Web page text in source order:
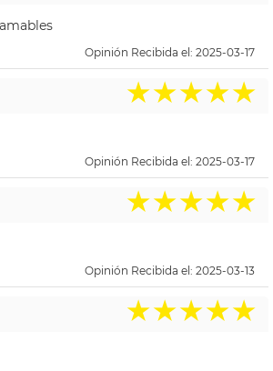
Opinión Recibida el: 2025-03-17
★★★★★
Opinión Recibida el: 2025-03-17
★★★★★
Opinión Recibida el: 2025-03-13
★★★★★